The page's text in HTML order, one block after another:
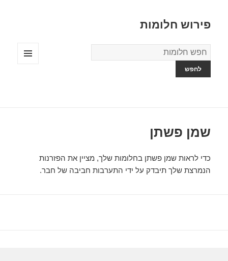
פירוש חלומות
מילון
החלומות
שמן פשתן
כדי לראות שמן פשתן בחלומות שלך, מציין את הפזרנות
הנמרצת שלך תיבדק על ידי התערבות חביבה של חבר.